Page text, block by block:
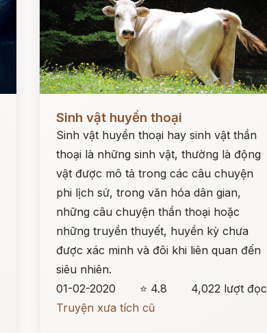
Sinh vật huyền thoại
Sinh vật huyền thoại hay sinh vật thần
thoại là những sinh vật, thường là động
vật được mô tả trong các câu chuyện
phi lịch sử, trong văn hóa dân gian,
những câu chuyện thần thoại hoặc
những truyền thuyết, huyền kỳ chưa
được xác minh và đôi khi liên quan đến
siêu nhiên.
01-02-2020
⭐ 4.8
4,022 lượt đọc
Truyện xưa tích cũ